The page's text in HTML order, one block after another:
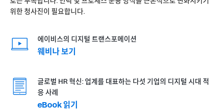
위한 청사진이 필요합니다.
에이비스의 디지털 트랜스포메이션
웨비나 보기
글로벌 HR 혁신: 업계를 대표하는 다섯 기업의 디지털 시대 적
응 사례
eBook 읽기